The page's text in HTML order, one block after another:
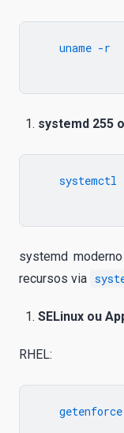
   uname -r
systemd 255
systemctl
systemd
recursos via
SELinux ou
RHEL:
   getenforce